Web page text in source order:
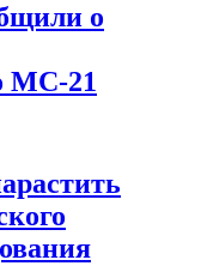
о
МС-21